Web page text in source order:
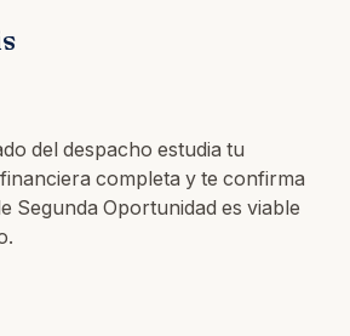
del despacho estudia tu
completa y te confirma
Segunda Oportunidad es viable